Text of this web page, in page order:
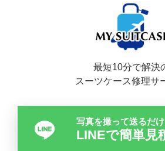
最短10分で解決
スーツケース修理サ
写真を撮って送るだけ
LINEで簡単見